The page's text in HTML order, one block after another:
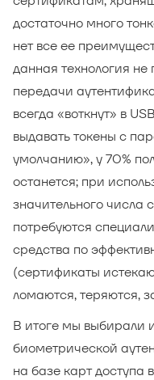
достаточно много
нет все ее
данная технология не
передачи
всегда «воткнут» в
выдавать токены с
умолчанию», у 70%
останется; при
значительного числа
потребуются
средства по
(сертификаты
ломаются, теряются,
В итоге мы выбирали
биометрической
на базе карт